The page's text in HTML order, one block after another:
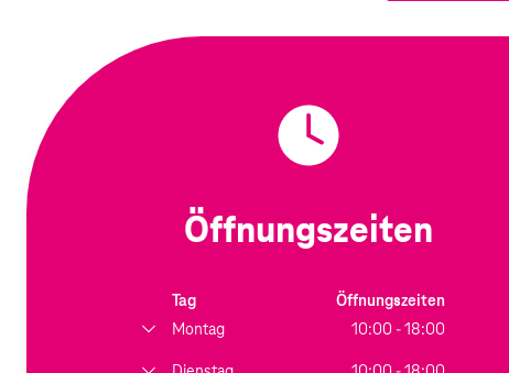
Öffnungszeiten
Tag
Öffnungszeiten
Montag
10:00 - 18:00